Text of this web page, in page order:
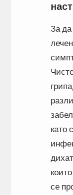
За
като
се